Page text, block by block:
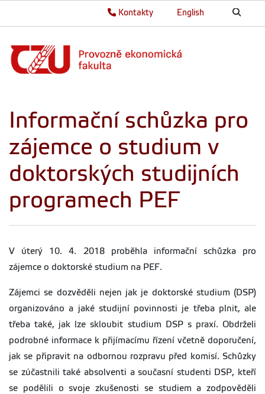
English
Kontakty
Informační schůzka pro
zájemce o studium v
doktorských studijních
programech PEF
V úterý 10. 4. 2018
proběhla informační schůzka pro
zájemce o doktorské studium na PEF.
Zájemci se dozvěděli nejen jak je doktorské studium (DSP)
organizováno a jaké studijní povinnosti je třeba plnit, ale
třeba také, jak lze skloubit studium DSP s praxí. Obdrželi
podrobné informace k přijímacímu řízení včetně doporučení,
jak se připravit na odbornou rozpravu před komisí. Schůzky
se zúčastnili také absolventi a současní studenti DSP, kteří
se podělili o svoje zkušenosti se studiem a zodpověděli